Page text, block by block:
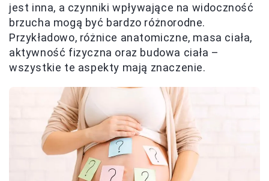
jest inna, a czynniki wpływające na widoczność
brzucha mogą być bardzo różnorodne.
Przykładowo, różnice anatomiczne, masa ciała,
aktywność fizyczna oraz budowa ciała –
wszystkie te aspekty mają znaczenie.